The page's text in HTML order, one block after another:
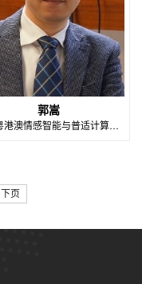
郭嵩
院士 粤港澳情感智能与普适计算联合实验室学术委员
下页